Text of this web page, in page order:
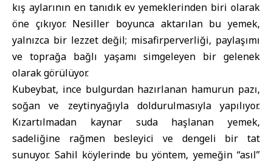
kış aylarının en tanıdık ev yemeklerinden biri olarak
öne çıkıyor. Nesiller boyunca aktarılan bu yemek,
yalnızca bir lezzet değil; misafirperverliği, paylaşımı
ve toprağa bağlı yaşamı simgeleyen bir gelenek
olarak görülüyor.
Kubeybat, ince bulgurdan hazırlanan hamurun pazı,
soğan ve zeytinyağıyla doldurulmasıyla yapılıyor.
Kızartılmadan kaynar suda haşlanan yemek,
sadeliğine rağmen besleyici ve dengeli bir tat
sunuyor. Sahil köylerinde bu yöntem, yemeğin “asıl”